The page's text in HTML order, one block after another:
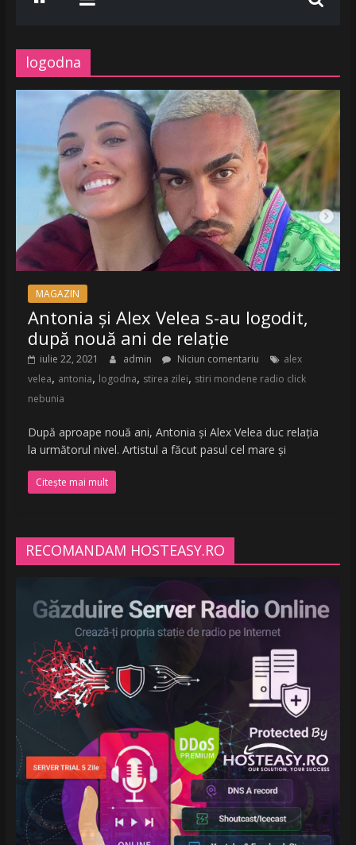
ASCULTA
HITURILE
Romania
www.radiobelea.ro
logodna
MAGAZIN
Antonia și Alex Velea s-au logodit,
după nouă ani de relație
iulie 22, 2021 admin Niciun comentariu
alex
velea, antonia, logodna, stirea zilei, stiri mondene radio click
nebunia
După aproape nouă ani, Antonia și Alex Velea duc relația
la următorul nivel. Artistul a făcut pasul cel mare și
Citește mai mult
RECOMANDAM HOSTEASY.RO